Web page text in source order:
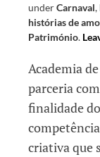
underCarnaval,
histórias de
Património.
Academia
parceria
finalidade
criativa que